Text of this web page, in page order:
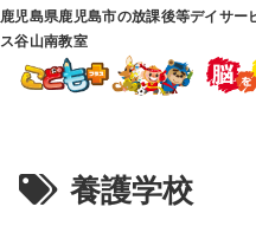
鹿児島県鹿児島市の放課後等デイサ
ス谷山南教室
養護学校